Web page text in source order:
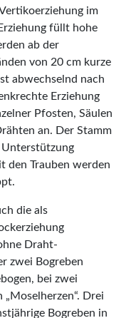
im
füllt hohe
ab der
von 20 cm kurze
abwechselnd nach
Erziehung
Pfosten, Säulen
an. Der Stamm
den Trauben werden
die als
Draht­
zwei Bogreben
bei zwei
Drei
Bogreben in